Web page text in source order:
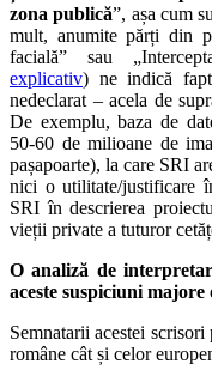
zona publică”, așa cum
mult, anumite părți din
facială” sau
explicativ) ne indică
nedeclarat – acela de
De exemplu, baza de
50-60 de milioane de
pașapoarte), la care SRI
nici o utilitate/justificare
SRI în descrierea
vieții private a tuturor
O analiză de
aceste suspiciuni majore
Semnatarii acestei
române cât și celor